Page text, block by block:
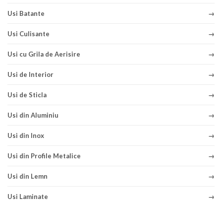
Usi Batante
Usi Culisante
Usi cu Grila de Aerisire
Usi de Interior
Usi de Sticla
Usi din Aluminiu
Usi din Inox
Usi din Profile Metalice
Usi din Lemn
Usi Laminate